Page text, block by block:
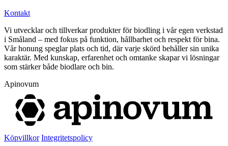
Kontakt
Vi utvecklar och tillverkar produkter för biodling i vår egen verkstad
i Småland – med fokus på funktion, hållbarhet och respekt för bina.
Vår honung speglar plats och tid, där varje skörd behåller sin unika
karaktär. Med kunskap, erfarenhet och omtanke skapar vi lösningar
som stärker både biodlare och bin.
Apinovum
Köpvillkor Integritetspolicy